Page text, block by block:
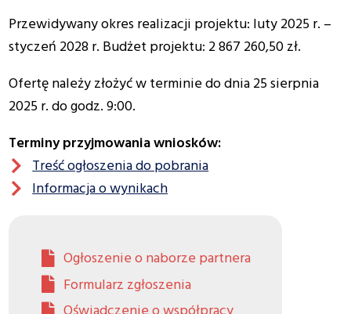
Przewidywany okres realizacji projektu: luty 2025 r. –
styczeń 2028 r. Budżet projektu: 2 867 260,50 zł.
Ofertę należy złożyć w terminie do dnia 25 sierpnia
2025 r. do godz. 9:00.
Terminy przyjmowania wniosków:
Treść ogłoszenia do pobrania
Informacja o wynikach
Ogłoszenie o naborze partnera
Formularz zgłoszenia